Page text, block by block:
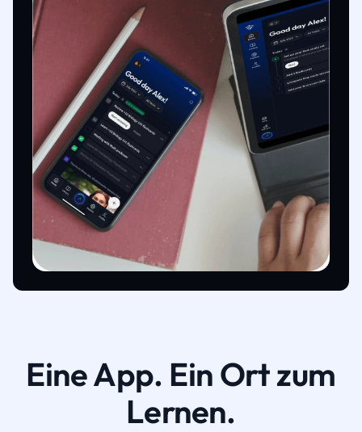
Eine App. Ein Ort zum
Lernen.